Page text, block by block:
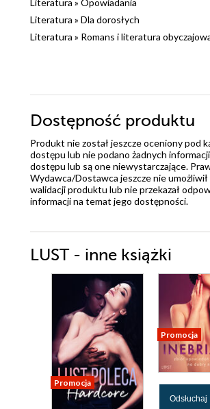
Literatura » Opowiadania
Literatura » Dla dorosłych
Literatura » Romans i literatura
Dostępność produktu
Produkt nie został jeszcze oceniony pod
dostępu lub nie podano żadnych
dostępu lub są one niewystarczające.
Wydawca/Dostawca jeszcze nie
walidacji produktu lub nie przekazał
informacji na temat jego dostępności.
LUST - inne książki
Promocja
Promocja
Odsłuchaj